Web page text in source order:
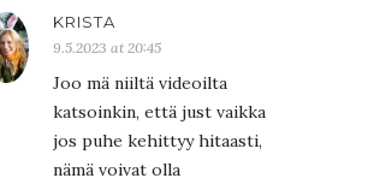
KRISTA
9.5.2023 at 20:45
Joo mä niiltä videoilta
katsoinkin, että just vaikka
jos puhe kehittyy hitaasti,
nämä voivat olla